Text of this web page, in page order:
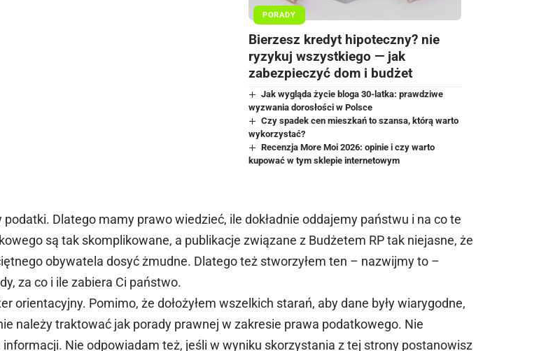
PORADY
Bierzesz kredyt hipoteczny? nie
ryzykuj wszystkiego — jak
zabezpieczyć dom i budżet
Jak wygląda życie bloga 30-latka: prawdziwe
wyzwania dorosłości w Polsce
Czy spadek cen mieszkań to szansa, którą warto
wykorzystać?
Recenzja More Moi 2026: opinie i czy warto
kupować w tym sklepie internetowym
Dlatego mamy prawo wiedzieć, ile dokładnie oddajemy państwu i na co te
są tak skomplikowane, a publikacje związane z Budżetem RP tak niejasne, że
obywatela dosyć żmudne. Dlatego też stworzyłem ten – nazwijmy to –
za co i ile zabiera Ci państwo.
orientacyjny. Pomimo, że dołożyłem wszelkich starań, aby dane były wiarygodne,
należy traktować jak porady prawnej w zakresie prawa podatkowego. Nie
Nie odpowiadam też, jeśli w wyniku skorzystania z tej strony postanowisz